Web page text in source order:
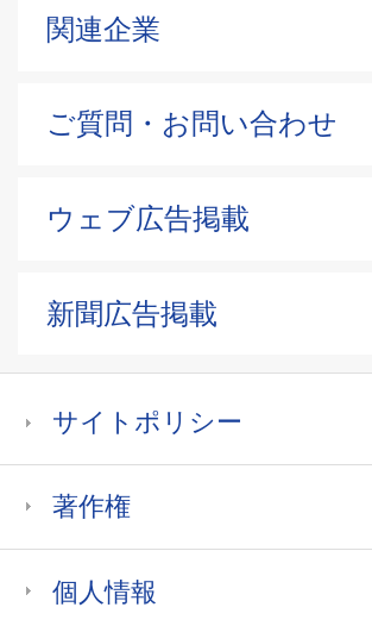
関連企業
ご質問・お問い合わせ
ウェブ広告掲載
新聞広告掲載
サイトポリシー
著作権
個人情報